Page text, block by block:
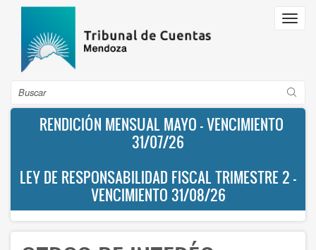
Pasar
contenido
principal
Buscar
RENDICIÓN MENSUAL MAYO - VENCIMIENTO
31/07/26
LEY DE RESPONSABILIDAD FISCAL TRIMESTRE 2 -
VENCIMIENTO 31/08/26